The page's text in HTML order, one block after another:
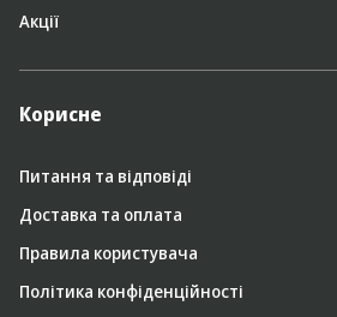
Акції
Корисне
Питання та відповіді
Доставка та оплата
Правила користувача
Політика конфіденційності